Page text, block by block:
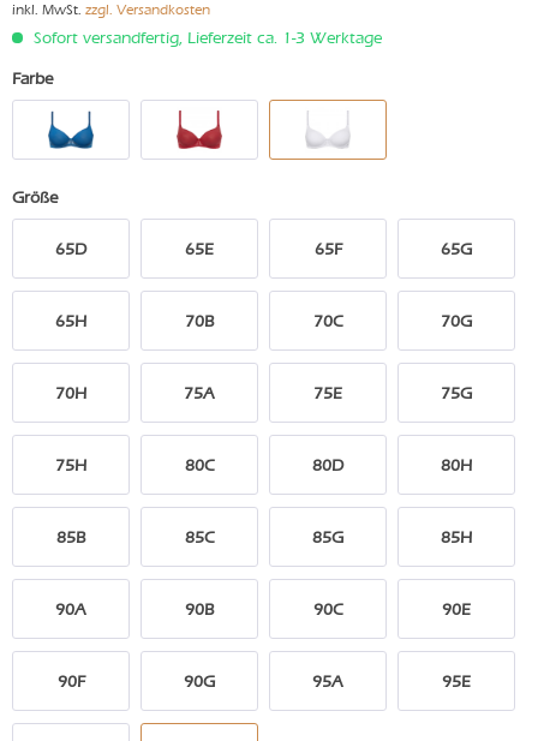
inkl. MwSt. zzgl. Versandkosten
Sofort versandfertig, Lieferzeit ca. 1-3 Werktage
Farbe
Größe
65D 65E 65F 65G
65H 70B 70C 70G
70H 75A 75E 75G
75H 80C 80D 80H
85B 85C 85G 85H
90A 90B 90C 90E
90F 90G 95A 95E